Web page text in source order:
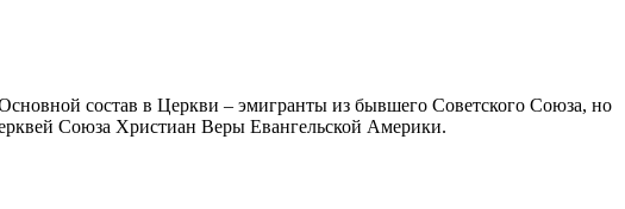
состав в Церкви – эмигранты из бывшего Советского Союза, но
Союза Христиан Веры Евангельской Америки.